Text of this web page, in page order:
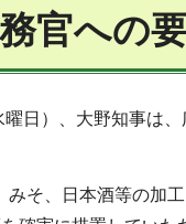
官への
日）、大野知事は
みそ、日本酒等の加